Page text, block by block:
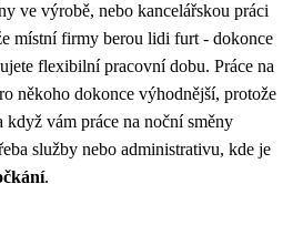
ve výrobě, nebo kancelářskou práci
místní firmy berou lidi furt - dokonce
flexibilní pracovní dobu. Práce na
někoho dokonce výhodnější, protože
vám práce na noční směny
služby nebo administrativu, kde je
.